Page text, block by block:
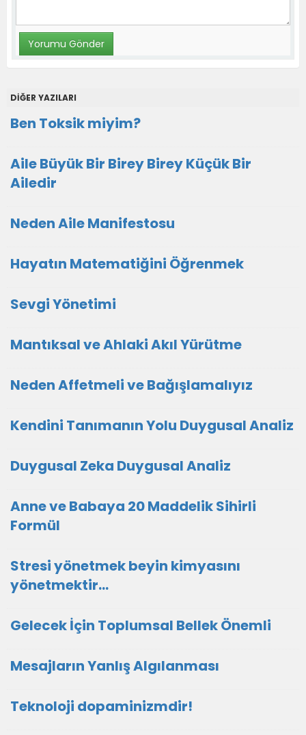
DİĞER YAZILARI
Ben Toksik miyim?
Aile Büyük Bir Birey Birey Küçük Bir
Ailedir
Neden Aile Manifestosu
Hayatın Matematiğini Öğrenmek
Sevgi Yönetimi
Mantıksal ve Ahlaki Akıl Yürütme
Neden Affetmeli ve Bağışlamalıyız
Kendini Tanımanın Yolu Duygusal Analiz
Duygusal Zeka Duygusal Analiz
Anne ve Babaya 20 Maddelik Sihirli
Formül
Stresi yönetmek beyin kimyasını
yönetmektir…
Gelecek İçin Toplumsal Bellek Önemli
Mesajların Yanlış Algılanması
Teknoloji dopaminizmdir!